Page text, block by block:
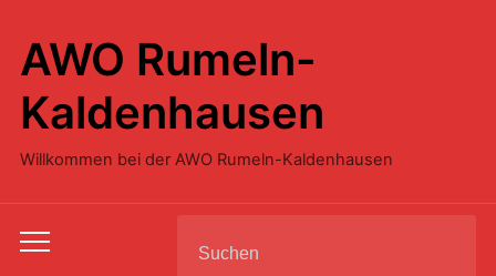
AWO Rumeln-
Kaldenhausen
Willkommen bei der AWO Rumeln-Kaldenhausen
Toggle
for: